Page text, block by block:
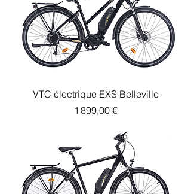
VTC électrique EXS Belleville
Prix
1 899,00 €